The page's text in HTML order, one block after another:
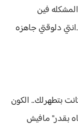
فين
دلوقتي جاهزه
بتطهرلك.. الكون
بقدر" مافيش